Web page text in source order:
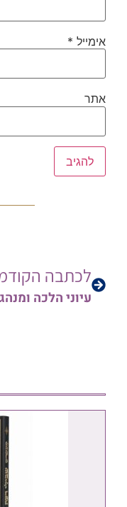
אימייל *
אתר
לכתבה